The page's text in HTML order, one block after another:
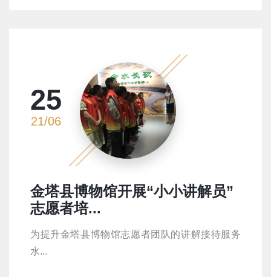
25
21/06
金塔县博物馆开展“小小讲解员”
志愿者培...
为提升金塔县博物馆志愿者团队的讲解接待服务
水...